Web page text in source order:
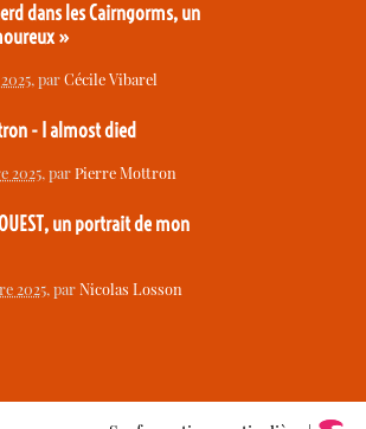
dans les Cairngorms, un
»
, parCécile Vibarel
- I almost died
2025, parPierre Mottron
OUEST, un portrait de mon
2025, parNicolas Losson